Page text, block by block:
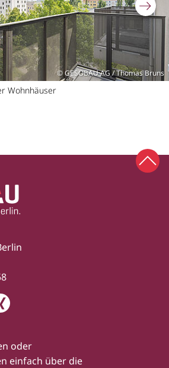
GESOBAU AG / Thomas Bruns
Wohnhäuser
oder
einfach über die